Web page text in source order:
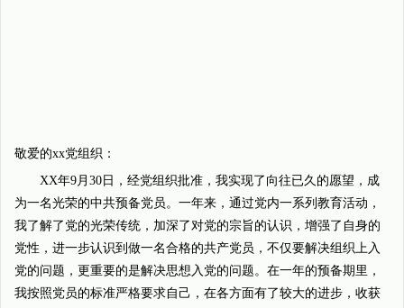
敬爱的xx党组织：
XX年9月30日，经党组织批准，我实现了向往已久的愿望，成
为一名光荣的中共预备党员。一年来，通过党内一系列教育活动，
我了解了党的光荣传统，加深了对党的宗旨的认识，增强了自身的
党性，进一步认识到做一名合格的共产党员，不仅要解决组织上入
党的问题，更重要的是解决思想入党的问题。在一年的预备期里，
我按照党员的标准严格要求自己，在各方面有了较大的进步，收获